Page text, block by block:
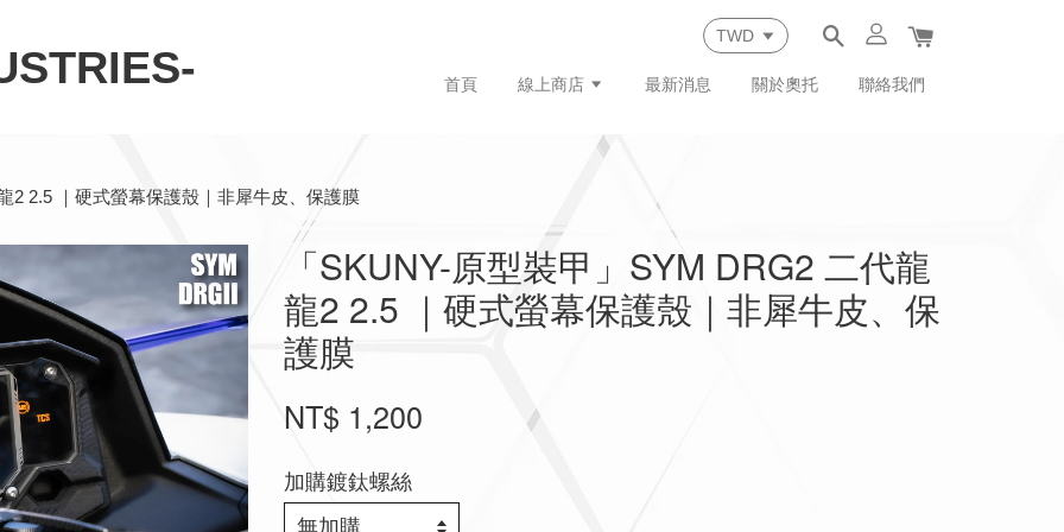
首頁 線上商店 最新消息 關於奧托 聯絡我們
2 2.5 ｜硬式螢幕保護殼｜非犀牛皮、保護膜
「SKUNY-原型裝甲」SYM DRG2 二代龍
龍2 2.5 ｜硬式螢幕保護殼｜非犀牛皮、保
護膜
NT$ 1,200
加購鍍鈦螺絲